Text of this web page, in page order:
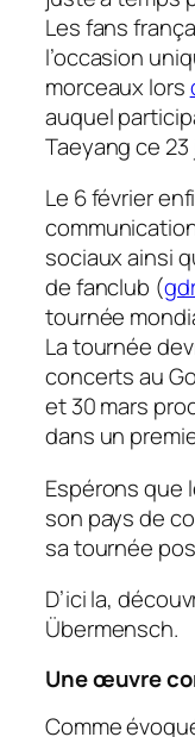
Les fans
l’occasion
morceaux lors
auquel
Taeyang ce
Le 6 février
sociaux ainsi
de fanclub (
tournée
La tournée
concerts au
et 30 mars
dans un
Espérons que
son pays de
sa tournée
D’ici la,
Übermensch.
Une œuvre
Comme